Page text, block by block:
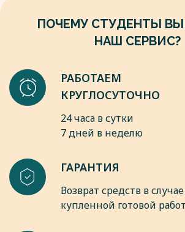
ПОЧЕМУ СТУДЕНТЫ
НАШ СЕРВИС?
РАБОТАЕМ
КРУГЛОСУТОЧНО
24 часа в сутки
7 дней в неделю
ГАРАНТИЯ
Возврат средств в
купленной готовой